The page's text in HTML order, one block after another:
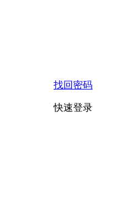
找回密码
快速登录